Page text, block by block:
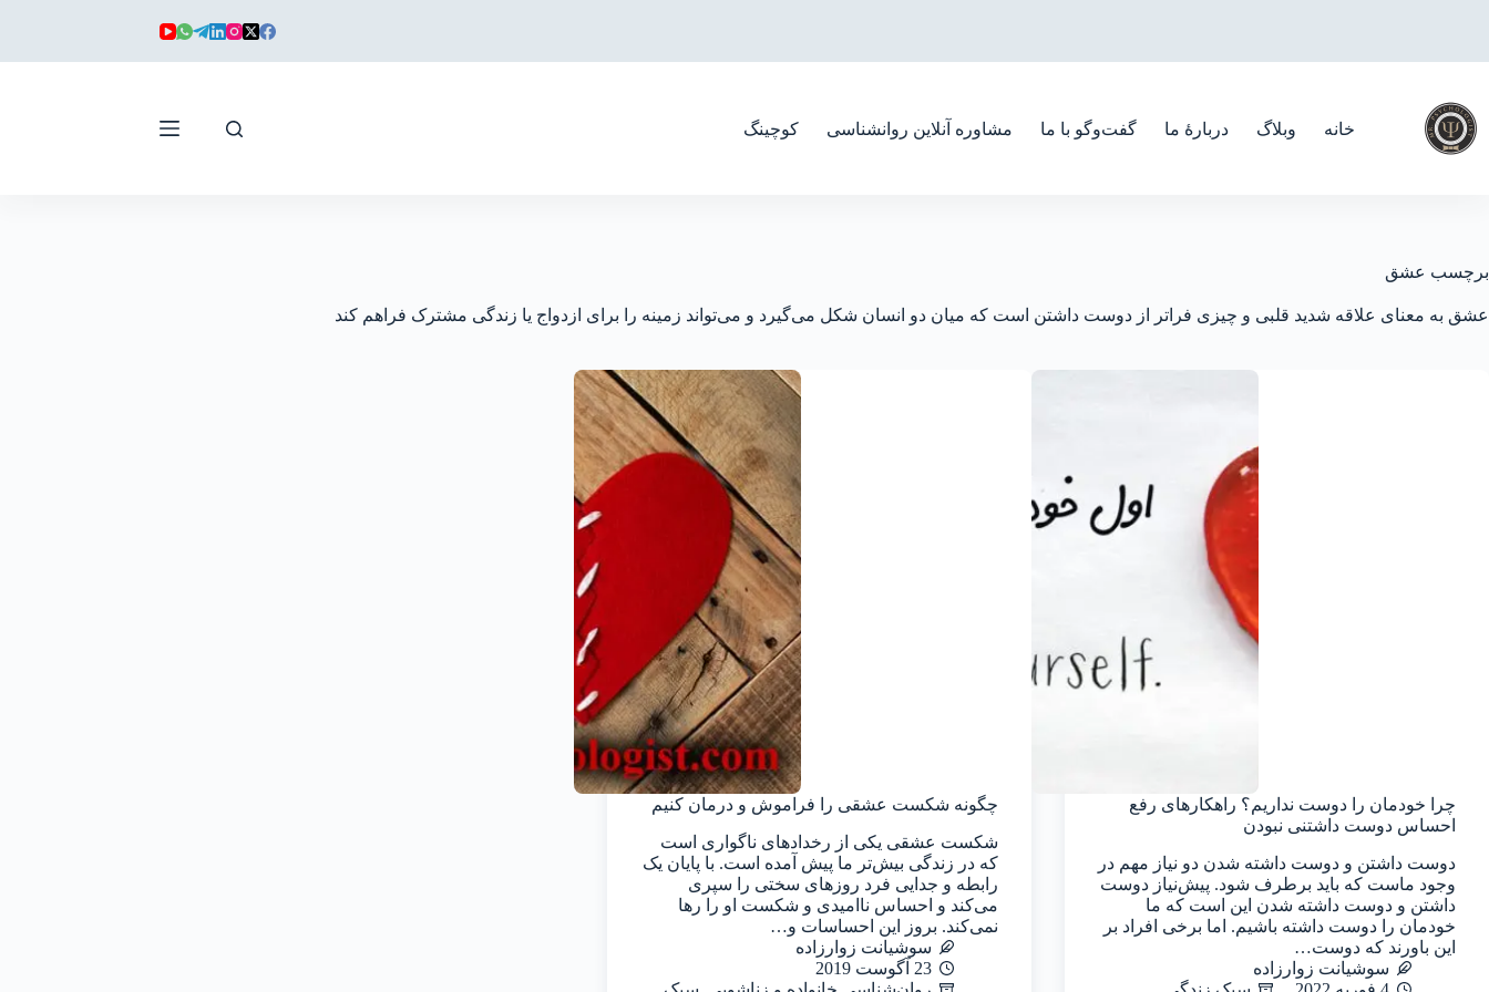
خانه وبلاگ دربارهٔ ما گفت‌و‌گو با ما مشاوره آنلاین روانشناسی کوچینگ
برچسب عشق
عشق به معنای علاقه شدید قلبی و چیزی فراتر از دوست داشتن است که میان دو انسان شکل می‌گیرد و می‌تواند زمینه را برای ازدواج یا زندگی مشترک فراهم کند
چرا خودمان را دوست نداریم؟ راهکارهای رفع
احساس دوست داشتنی نبودن
دوست داشتن و دوست داشته شدن دو نیاز مهم در
وجود ماست که باید برطرف شود. پیش‌نیاز دوست
داشتن و دوست داشته شدن این است که ما
خودمان را دوست داشته باشیم. اما برخی افراد بر
این باورند که دوست…
سوشیانت زوارزاده
چگونه شکست عشقی را فراموش و درمان کنیم
شکست عشقی یکی از رخدادهای ناگواری است
که در زندگی بیش‌تر ما پیش آمده است. با پایان یک
رابطه و جدایی فرد روزهای سختی را سپری
می‌کند و احساس ناامیدی و شکست او را رها
نمی‌کند. بروز این احساسات و…
سوشیانت زوارزاده
23 آگوست 2019